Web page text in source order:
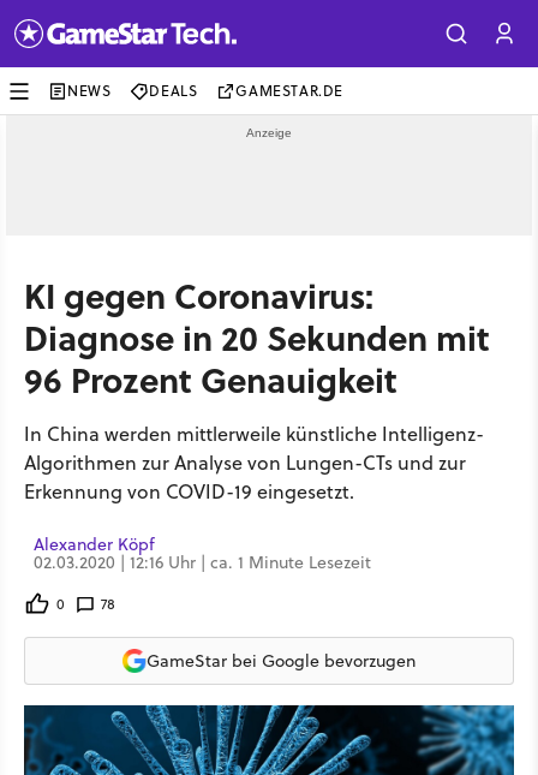
NEWS DEALS GAMESTAR.DE
KI gegen Coronavirus:
Diagnose in 20 Sekunden mit
96 Prozent Genauigkeit
In China werden mittlerweile künstliche Intelligenz-
Algorithmen zur Analyse von Lungen-CTs und zur
Erkennung von COVID-19 eingesetzt.
Alexander Köpf
02.03.2020 | 12:16 Uhr | ca. 1 Minute Lesezeit
0 78
GameStar bei Google bevorzugen